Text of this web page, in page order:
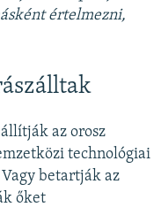
értelmezni,
az orosz
technológiai
betartják az
őket